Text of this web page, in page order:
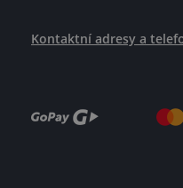
Kontaktní adresy a